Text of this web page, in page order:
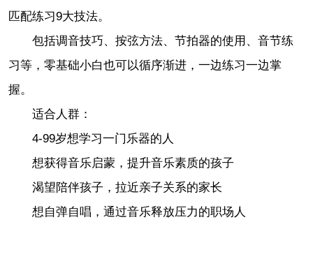
匹配练习9大技法。
包括调音技巧、按弦方法、节拍器的使用、音节练
习等，零基础小白也可以循序渐进，一边练习一边掌
握。
适合人群：
4-99岁想学习一门乐器的人
想获得音乐启蒙，提升音乐素质的孩子
渴望陪伴孩子，拉近亲子关系的家长
想自弹自唱，通过音乐释放压力的职场人